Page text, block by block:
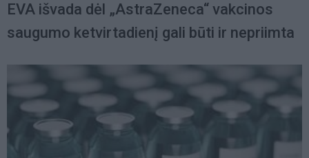
EVA išvada dėl „AstraZeneca“ vakcinos
saugumo ketvirtadienį gali būti ir nepriimta